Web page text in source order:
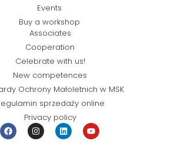
Events
Buy a workshop
Associates
Cooperation
Celebrate with us!
New competences
Ochrony Małoletnich w MSK
sprzedaży online
Privacy policy